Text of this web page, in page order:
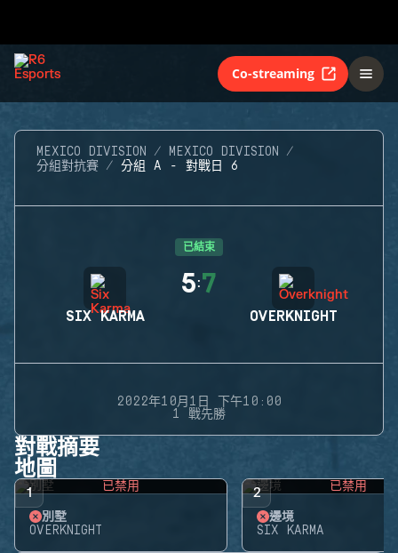
Co-streaming
MEXICO DIVISION
MEXICO DIVISION
分組對抗賽
分組 A - 對戰日 6
已結束
SIX KARMA
5:7
OVERKNIGHT
2022年10月1日 下午10:00
1 戰先勝
對戰摘要
地圖
1 已禁用
別墅
OVERKNIGHT
2 已禁用
邊境
SIX KARMA